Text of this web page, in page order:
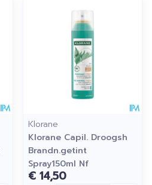
Klorane
Klorane Capil. Droogsh
Brandn.getint
Spray150ml Nf
€ 14,50